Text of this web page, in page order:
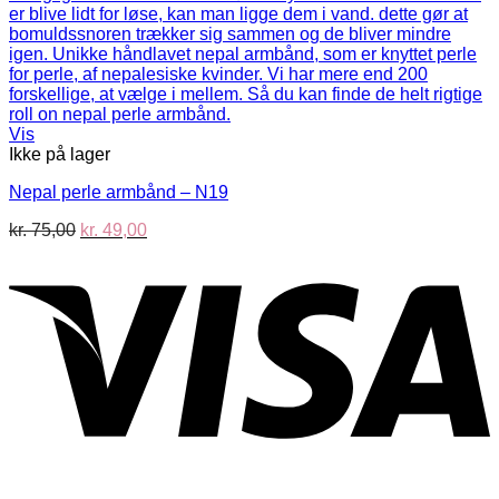
Vis
Ikke på lager
Nepal perle armbånd – N19
kr.75,00 Den
var:
kr. 75,00.
kr. 49,00Den
er:
kr. 49,00.